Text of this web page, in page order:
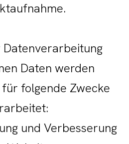
Datenverarbeitung
Daten werden
folgende Zwecke
und Verbesserung